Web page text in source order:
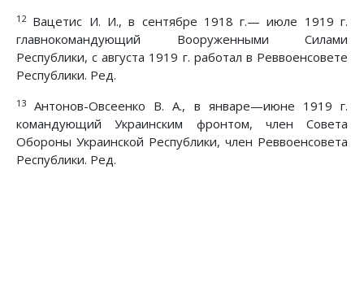
12Вацетис И. И., в сентябре 1918 г.— июле 1919 г.
главнокомандующий Вооруженными Силами
Республики, с августа 1919 г. работал в Реввоенсовете
Республики. Ред.
13
Антонов-Овсеенко В. А., в январе—июне 1919 г.
командующий Украинским фронтом, член Совета
Обороны Украинской Республики, член Реввоенсовета
Республики. Ред.